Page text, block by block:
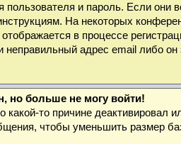
пользователя и пароль. Если
На некоторых
в процессе
неправильный адрес email либо
но больше не могу войти!
какой-то причине
чтобы уменьшить размер